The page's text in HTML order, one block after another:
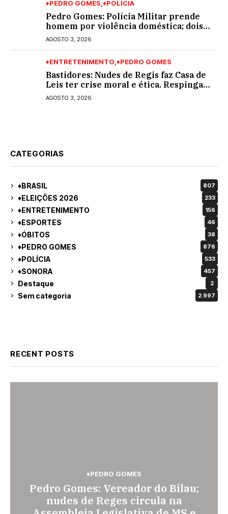
♦PEDRO GOMES ♦POLÍCIA
Pedro Gomes: Polícia Militar prende
homem por violência doméstica; dois
socos na cara dela
AGOSTO 3, 2026
♦ENTRETENIMENTO ♦PEDRO GOMES
Bastidores: Nudes de Regis faz Casa de
Leis ter crise moral e ética. Respinga
em todos os vereadores e decredibiliza
vereança
AGOSTO 3, 2026
CATEGORIAS
♦BRASIL 807
♦ELEIÇÕES 2026 233
♦ENTRETENIMENTO 156
♦ESPORTES 46
♦ÓBITOS 38
♦PEDRO GOMES 876
♦POLÍCIA 533
♦SONORA 457
Destaque 2
Sem categoria 2.997
RECENT POSTS
♦PEDRO GOMES ♦SONORA
Pedágio da BR-163 em São
Gabriel do Oeste sobe 40,53% e
♦PEDRO GOMES
Pedro Gomes: Vereador do Bilau;
nudes de Reges circula na
♦PEDRO GOMES ♦POLÍCIA
Pedro Gomes: Polícia Militar
prende homem por violência